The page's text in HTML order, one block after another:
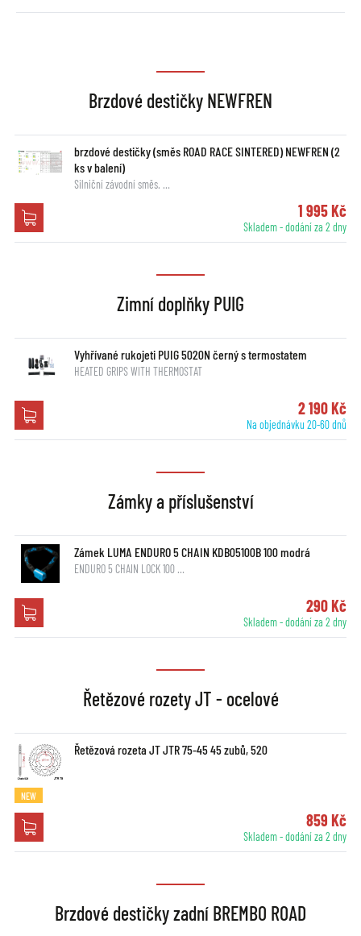
Brzdové destičky NEWFREN
brzdové destičky (směs ROAD RACE SINTERED) NEWFREN (2
ks v balení)
Silniční závodní směs. …
1 995 Kč
Skladem - dodání za 2 dny
Zimní doplňky PUIG
Vyhřívané rukojeti PUIG 5020N černý s termostatem
HEATED GRIPS WITH THERMOSTAT
2 190 Kč
Na objednávku 20-60 dnů
Zámky a příslušenství
Zámek LUMA ENDURO 5 CHAIN KDB05100B 100 modrá
ENDURO 5 CHAIN LOCK 100 …
290 Kč
Skladem - dodání za 2 dny
Řetězové rozety JT - ocelové
Řetězová rozeta JT JTR 75-45 45 zubů, 520
NEW
859 Kč
Skladem - dodání za 2 dny
Brzdové destičky zadní BREMBO ROAD